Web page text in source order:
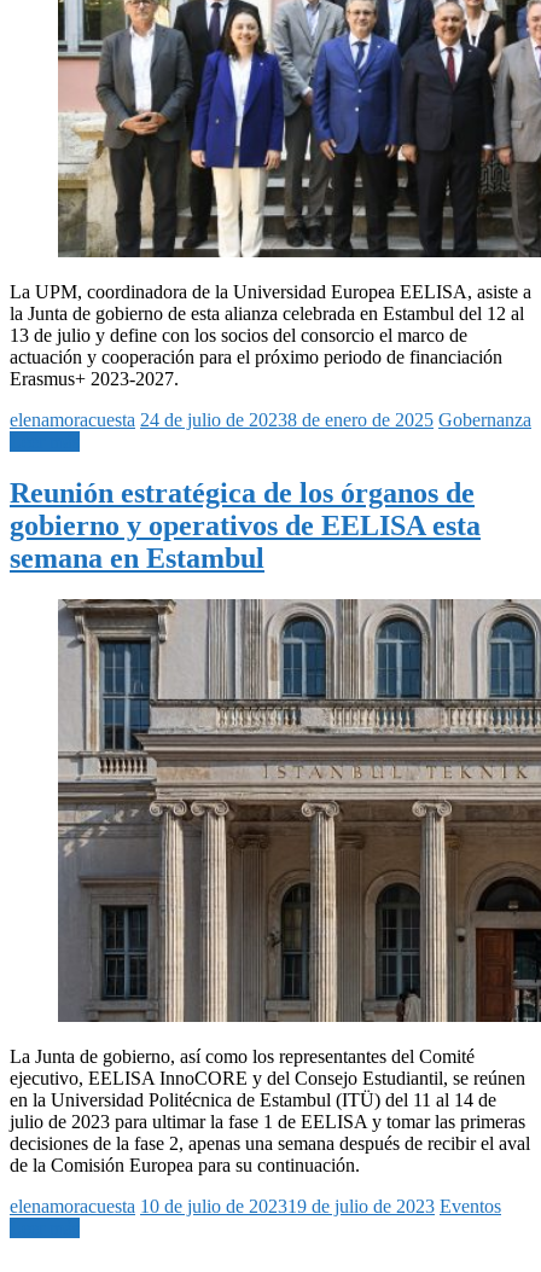
La UPM, coordinadora de la Universidad Europea EELISA, asiste a
la Junta de gobierno de esta alianza celebrada en Estambul del 12 al
13 de julio y define con los socios del consorcio el marco de
actuación y cooperación para el próximo periodo de financiación
Erasmus+ 2023-2027.
elenamoracuesta 24 de julio de 20238 de enero de 2025 Gobernanza
Reunión estratégica de los órganos de
gobierno y operativos de EELISA esta
semana en Estambul
La Junta de gobierno, así como los representantes del Comité
ejecutivo, EELISA InnoCORE y del Consejo Estudiantil, se reúnen
en la Universidad Politécnica de Estambul (ITÜ) del 11 al 14 de
julio de 2023 para ultimar la fase 1 de EELISA y tomar las primeras
decisiones de la fase 2, apenas una semana después de recibir el aval
de la Comisión Europea para su continuación.
elenamoracuesta 10 de julio de 202319 de julio de 2023 Eventos